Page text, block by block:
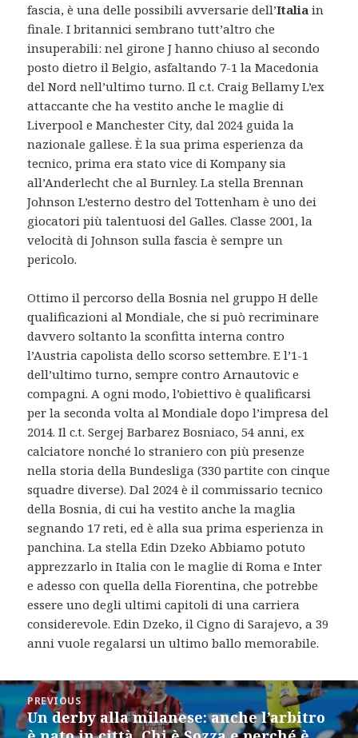
fascia, è una delle possibili avversarie dell’Italiain
finale. I britannici sembrano tutt’altro che
insuperabili: nel girone J hanno chiuso al secondo
posto dietro il Belgio, asfaltando 7-1 la Macedonia
del Nord nell’ultimo turno. Il c.t. Craig Bellamy L’ex
attaccante che ha vestito anche le maglie di
Liverpool e Manchester City, dal 2024 guida la
nazionale gallese. È la sua prima esperienza da
tecnico, prima era stato vice di Kompany sia
all’Anderlecht che al Burnley. La stella Brennan
Johnson L’esterno destro del Tottenham è uno dei
giocatori più talentuosi del Galles. Classe 2001, la
velocità di Johnson sulla fascia è sempre un
pericolo.
Ottimo il percorso della Bosnia nel gruppo H delle
qualificazioni al Mondiale, che si può recriminare
davvero soltanto la sconfitta interna contro
l’Austria capolista dello scorso settembre. E l’1-1
dell’ultimo turno, sempre contro Arnautovic e
compagni. A ogni modo, l’obiettivo è qualificarsi
per la seconda volta al Mondiale dopo l’impresa del
2014. Il c.t. Sergej Barbarez Bosniaco, 54 anni, ex
calciatore nonché lo straniero con più presenze
nella storia della Bundesliga (330 partite con cinque
squadre diverse). Dal 2024 è il commissario tecnico
della Bosnia, di cui ha vestito anche la maglia
segnando 17 reti, ed è alla sua prima esperienza in
panchina. La stella Edin Dzeko Abbiamo potuto
apprezzarlo in Italia con le maglie di Roma e Inter
e adesso con quella della Fiorentina, che potrebbe
essere uno degli ultimi capitoli di una carriera
considerevole. Edin Dzeko, il Cigno di Sarajevo, a 39
anni vuole regalarsi un ultimo ballo memorabile.
Post
navigation
PREVIOUS
Previous
Un derby alla milanese: anche l’arbitro